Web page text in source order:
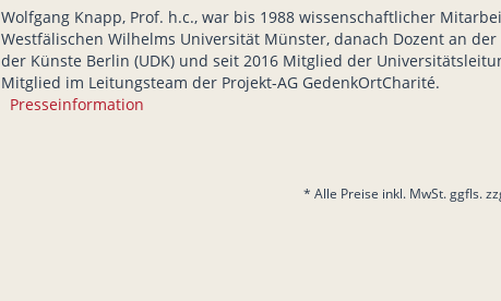
Wolfgang Knapp, Prof. h.c., war bis 1988 wissenschaftlicher
Westfälischen Wilhelms Universität Münster, danach Dozent an
der Künste Berlin (UDK) und seit 2016 Mitglied der
Mitglied im Leitungsteam der Projekt-AG GedenkOrtCharité.
Presseinformation
* Alle Preise inkl. MwSt. ggfls.